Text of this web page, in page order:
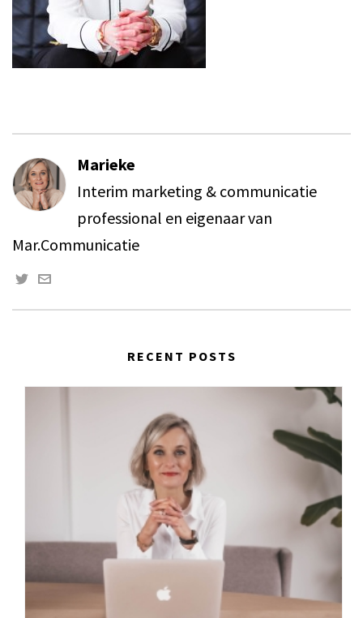
Marieke
Interim marketing & communicatie
professional en eigenaar van
Mar.Communicatie
RECENT POSTS